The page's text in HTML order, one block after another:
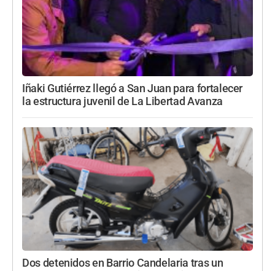
Iñaki Gutiérrez llegó a San Juan para fortalecer
la estructura juvenil de La Libertad Avanza
Dos detenidos en Barrio Candelaria tras un